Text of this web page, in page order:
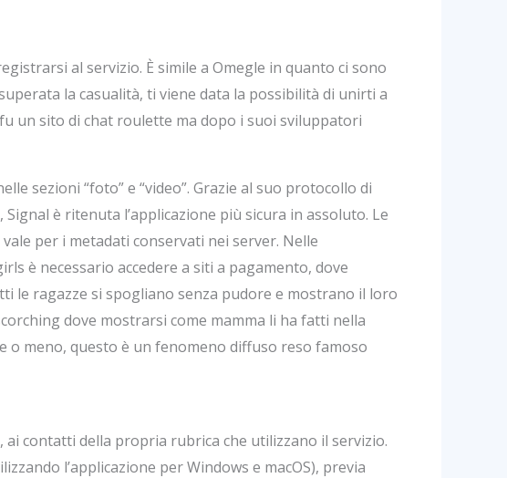
al servizio. È simile a Omegle in quanto ci sono
la casualità, ti viene data la possibilità di unirti a
un sito di chat roulette ma dopo i suoi sviluppatori
sezioni “foto” e “video”. Grazie al suo protocollo di
è ritenuta l’applicazione più sicura in assoluto. Le
per i metadati conservati nei server. Nelle
è necessario accedere a siti a pagamento, dove
le ragazze si spogliano senza pudore e mostrano il loro
dove mostrarsi come mamma li ha fatti nella
o meno, questo è un fenomeno diffuso reso famoso
contatti della propria rubrica che utilizzano il servizio.
l’applicazione per Windows e macOS), previa